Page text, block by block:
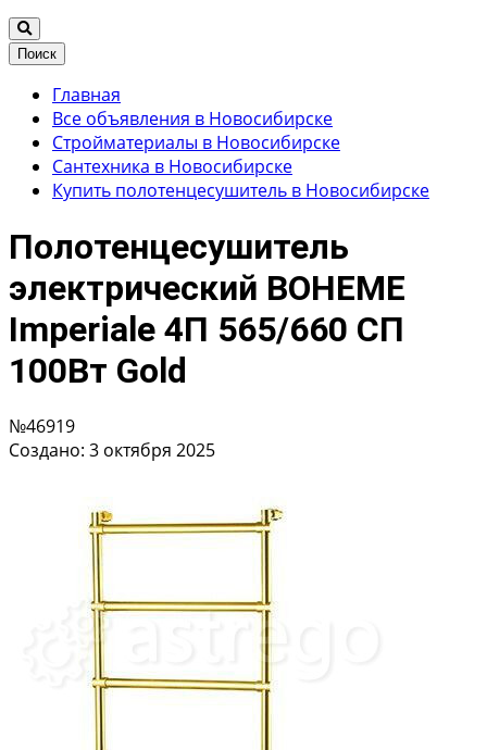
Поиск
Главная
Все объявления в Новосибирске
Стройматериалы в Новосибирске
Сантехника в Новосибирске
Купить полотенцесушитель в Новосибирске
Полотенцесушитель
электрический BOHEME
Imperiale 4П 565/660 СП
100Вт Gold
№46919
Создано: 3 октября 2025